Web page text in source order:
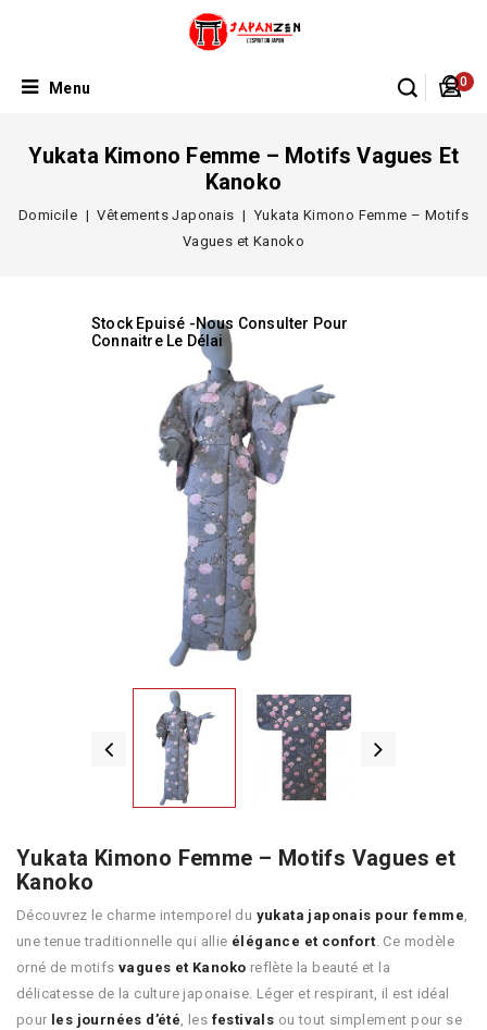
0
Menu
Yukata Kimono Femme – Motifs Vagues Et
Kanoko
Domicile Vêtements Japonais
Yukata Kimono Femme – Motifs
Vagues et Kanoko
Stock Epuisé -Nous Consulter Pour
Connaitre Le Délai
Yukata Kimono Femme – Motifs Vagues et
Kanoko
Découvrez le charme intemporel du yukata japonais pour femme,
une tenue traditionnelle qui allie élégance et confort. Ce modèle
orné de motifsvagues et Kanoko reflète la beauté et la
délicatesse de la culture japonaise. Léger et respirant, il est idéal
pour les journées d’été, les festivals ou tout simplement pour se